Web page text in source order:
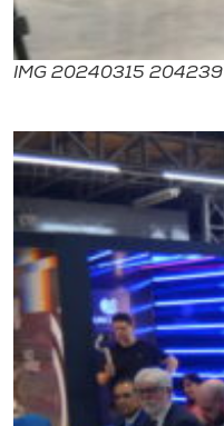
IMG 20240315 204239